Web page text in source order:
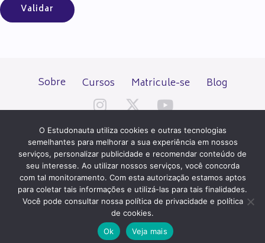
Sobre Cursos Matricule-se Blog
Todos os direitos reservados desde 2000.
PATROCÍNIO E HOSPEDAGEM
O Estudonauta utiliza cookies e outras tecnologias
semelhantes para melhorar a sua experiência em nossos
serviços, personalizar publicidade e recomendar conteúdo de
seu interesse. Ao utilizar nossos serviços, você concorda
com tal monitoramento. Com esta autorização estamos aptos
para coletar tais informações e utilizá-las para tais finalidades.
Você pode consultar nossa política de privacidade e política
de cookies.
Ok
Veja mais